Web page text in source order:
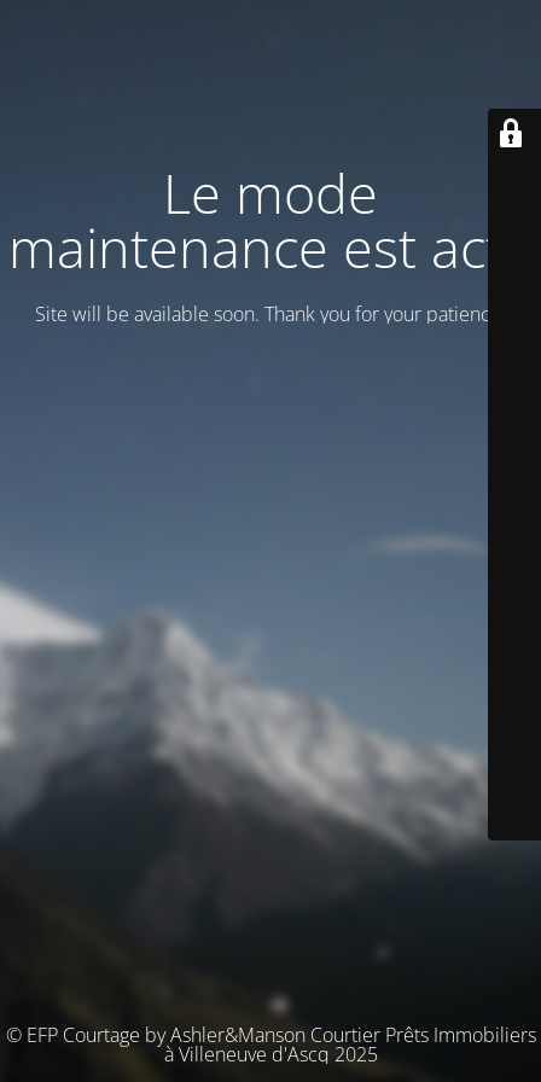
Le mode
maintenance est actif
Site will be available soon. Thank you for your patience!
© EFP Courtage by Ashler&Manson Courtier Prêts Immobiliers
à Villeneuve d'Ascq 2025